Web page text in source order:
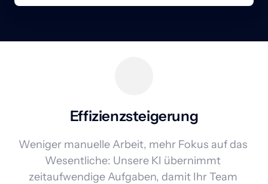
Effizienzsteigerung
Weniger manuelle Arbeit, mehr Fokus auf das
Wesentliche: Unsere KI übernimmt
zeitaufwendige Aufgaben, damit Ihr Team